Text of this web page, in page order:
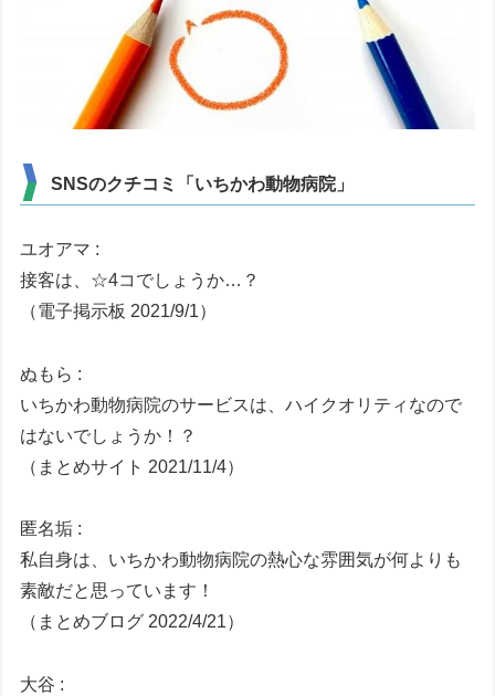
SNSのクチコミ「いちかわ動物病院」
ユオアマ :
接客は、☆4コでしょうか…？
（電子掲示板 2021/9/1）
ぬもら :
いちかわ動物病院のサービスは、ハイクオリティなので
はないでしょうか！？
（まとめサイト 2021/11/4）
匿名垢 :
私自身は、いちかわ動物病院の熱心な雰囲気が何よりも
素敵だと思っています！
（まとめブログ 2022/4/21）
大谷 :